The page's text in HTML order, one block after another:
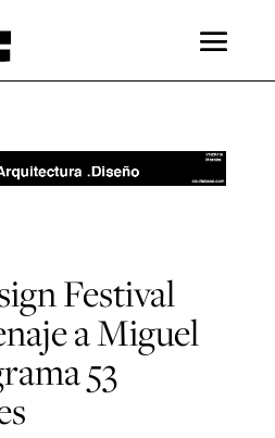
Festival
a Miguel
53